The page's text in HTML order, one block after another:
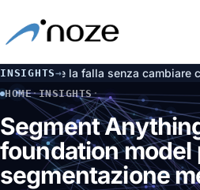
INSIGHTS→
senza cambiare comportamento7
HOME·INSIGHTS·
SEGMENT ANYTHING E MEDSAM:
Segment
foundation model
segmentazione